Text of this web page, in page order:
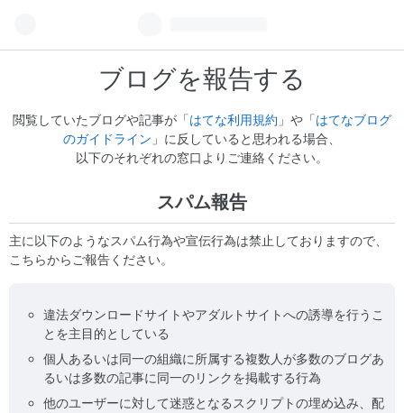
ブログを報告する
閲覧していたブログや記事が「はてな利用規約 」や「はてなブログ
のガイドライン 」に反していると思われる場合、
以下のそれぞれの窓口よりご連絡ください。
スパム報告
主に以下のようなスパム行為や宣伝行為は禁止しておりますので、
こちらからご報告ください。
違法ダウンロードサイトやアダルトサイトへの誘導を行うこ
とを主目的としている
個人あるいは同一の組織に所属する複数人が多数のブログあ
るいは多数の記事に同一のリンクを掲載する行為
他のユーザーに対して迷惑となるスクリプトの埋め込み、配